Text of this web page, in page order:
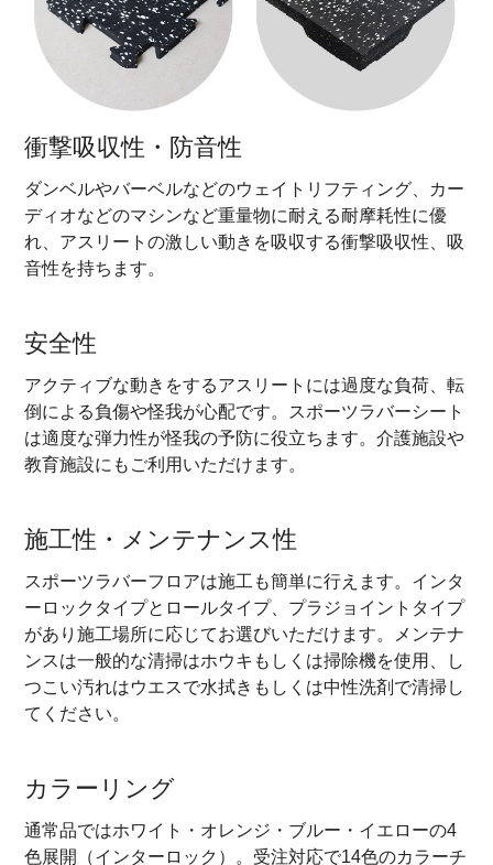
衝撃吸収性・防音性
ダンベルやバーベルなどのウェイトリフティング、カー
ディオなどのマシンなど重量物に耐える耐摩耗性に優
れ、アスリートの激しい動きを吸収する衝撃吸収性、吸
音性を持ちます。
安全性
アクティブな動きをするアスリートには過度な負荷、転
倒による負傷や怪我が心配です。スポーツラバーシート
は適度な弾力性が怪我の予防に役立ちます。介護施設や
教育施設にもご利用いただけます。
施工性・メンテナンス性
スポーツラバーフロアは施工も簡単に行えます。インタ
ーロックタイプとロールタイプ、プラジョイントタイプ
があり施工場所に応じてお選びいただけます。メンテナ
ンスは一般的な清掃はホウキもしくは掃除機を使用、し
つこい汚れはウエスで水拭きもしくは中性洗剤で清掃し
てください。
カラーリング
通常品ではホワイト・オレンジ・ブルー・イエローの4
色展開（インターロック）。受注対応で14色のカラーチ